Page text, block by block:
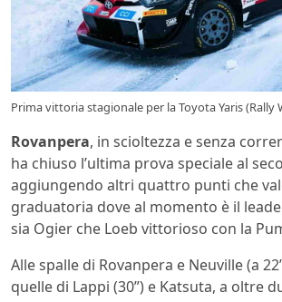
Prima vittoria stagionale per la Toyota Yaris (Rally
Rovanpera, in scioltezza e senza
ha chiuso l’ultima prova speciale al
aggiungendo altri quattro punti che
graduatoria dove al momento è il
sia Ogier che Loeb vittorioso con la
Alle spalle di Rovanpera e Neuville (a
quelle di Lappi (30”) e Katsuta, a oltre